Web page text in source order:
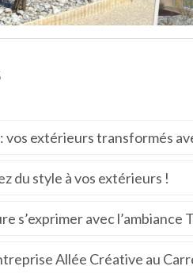
vos extérieurs transformés
du style à vos extérieurs !
s’exprimer avec l’ambiance
Allée Créative au